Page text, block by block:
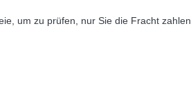
um zu prüfen, nur Sie die Fracht zahlen.